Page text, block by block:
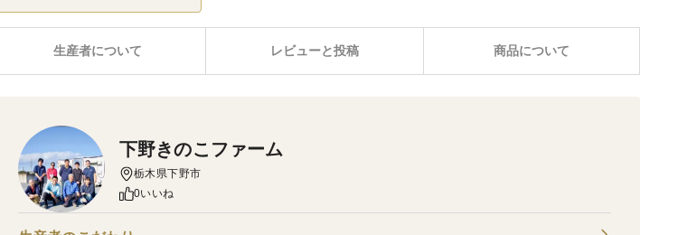
レビューと投稿 商品について
生産者について
下野きのこファーム
栃木県下野市
0いいね